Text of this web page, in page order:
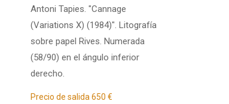
Antoni Tapies. "Cannage
(Variations X) (1984)". Litografía
sobre papel Rives. Numerada
(58/90) en el ángulo inferior
derecho.
Precio de salida 650 €